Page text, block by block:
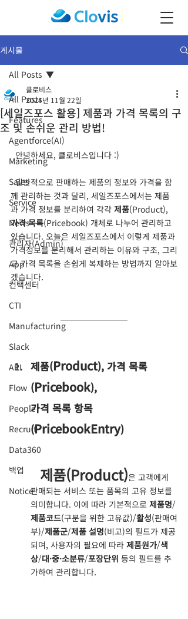
게시물
All Posts
Features
Agentforce(AI)
Marketing
Sales
Service
News
관리자(Admin)
App
컨택센터
CTI
Manufacturing
Slack
API
Flow
People
Recruit
Data360
백업
Notice
All Posts
[세일즈포스 활용] 제품과 가격 목록의 구
조 및 손쉬운 관리 방법!
클로비스
2024년 11월 22일
  안녕하세요, 클로비스입니다 :)
  일반적으로 판매하는 제품의 정보와 가격을 함
께 관리하는 것과 달리, 세일즈포스에서는 제품
과 가격 정보를 분리하여 각각 제품(Product),
가격 목록(Pricebook) 개체로 나누어 관리하고
있습니다. 오늘은 세일즈포스에서 이렇게 제품과
가격정보를 분리해서 관리하는 이유와 구조, 그리
고 가격 목록을 손쉽게 복제하는 방법까지 알아보
겠습니다.
제품(Product), 가격 목록
(Pricebook),
가격 목록 항목
(PricebookEntry)
제품(Product)은 고객에게
판매되는 서비스 또는 품목의 고유 정보를
의미합니다. 이에 따라 기본적으로 제품명/
제품코드(구분을 위한 고유값)/활성(판매여
부)/제품군/제품 설명(비고)의 필드가 제공
되며, 사용자의 필요에 따라 제품원가/색
상/대·중·소분류/포장단위 등의 필드를 추
가하여 관리합니다.